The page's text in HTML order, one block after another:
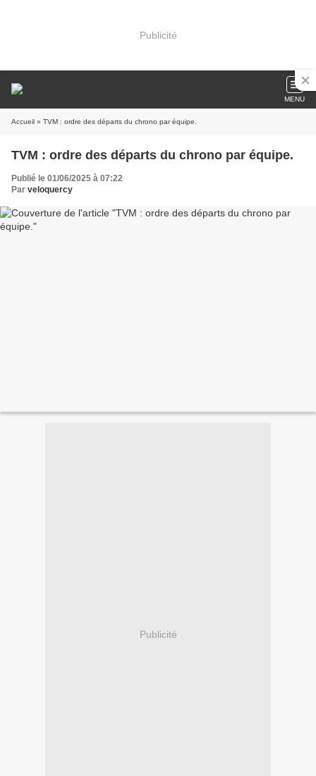
Publicité
MENU
Accueil » TVM : ordre des départs du chrono par équipe.
TVM : ordre des départs du chrono par équipe.
Publié le 01/06/2025 à 07:22
Par veloquercy
Publicité